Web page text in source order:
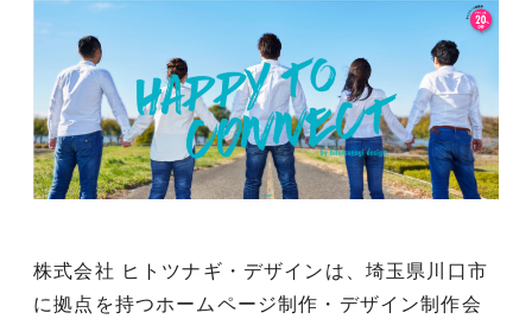
株式会社 ヒトツナギ・デザインは、埼玉県川口市
に拠点を持つホームページ制作・デザイン制作会